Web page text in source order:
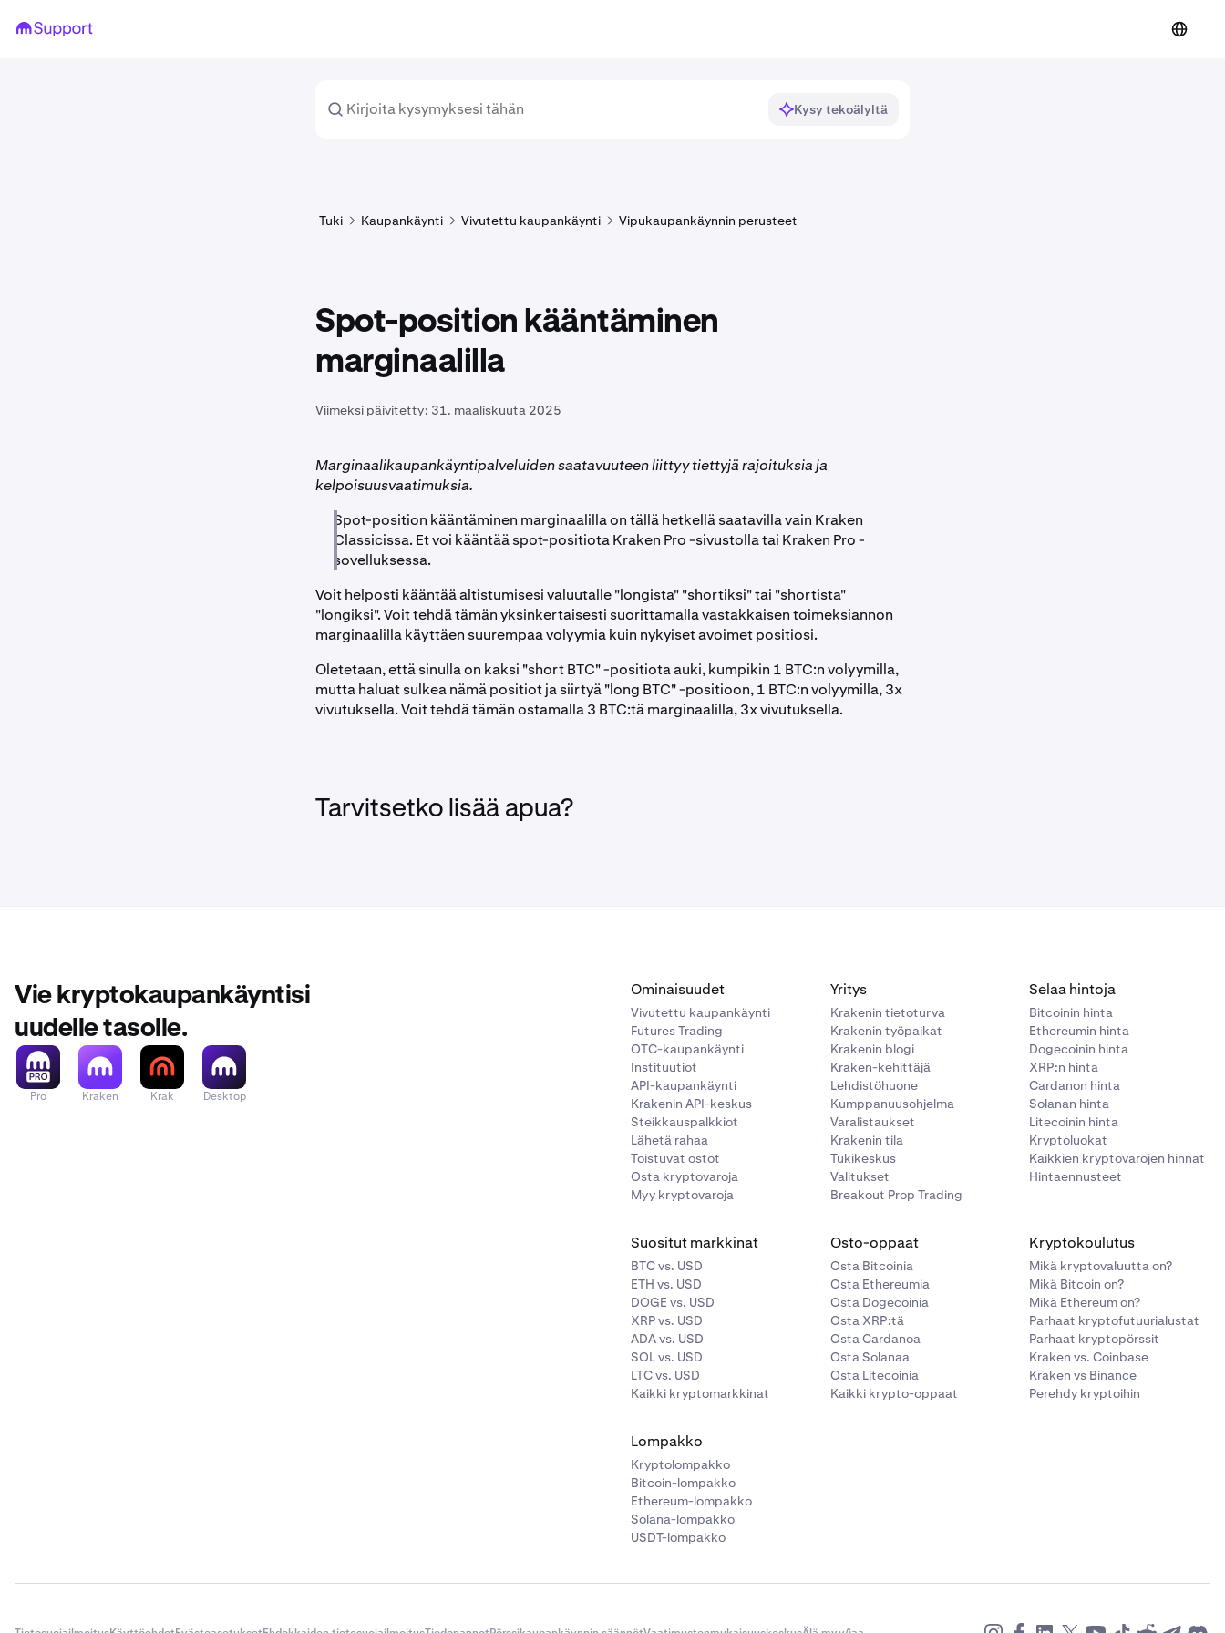
Kysy tekoälyltä
Tuki Kaupankäynti Vivutettu kaupankäynti Vipukaupankäynnin perusteet
Spot-position kääntäminen
marginaalilla
Viimeksi päivitetty: 31. maaliskuuta 2025
Marginaalikaupankäyntipalveluiden saatavuuteen liittyy tiettyjä rajoituksia ja
kelpoisuusvaatimuksia.
Spot-position kääntäminen marginaalilla on tällä hetkellä saatavilla vain Kraken
Classicissa. Et voi kääntää spot-positiota Kraken Pro -sivustolla tai Kraken Pro -
sovelluksessa.
Voit helposti kääntää altistumisesi valuutalle "longista" "shortiksi" tai "shortista"
"longiksi". Voit tehdä tämän yksinkertaisesti suorittamalla vastakkaisen toimeksiannon
marginaalilla käyttäen suurempaa volyymia kuin nykyiset avoimet positiosi.
Oletetaan, että sinulla on kaksi "short BTC" -positiota auki, kumpikin 1 BTC:n volyymilla,
mutta haluat sulkea nämä positiot ja siirtyä "long BTC" -positioon, 1 BTC:n volyymilla, 3x
vivutuksella. Voit tehdä tämän ostamalla 3 BTC:tä marginaalilla, 3x vivutuksella.
Tarvitsetko lisää apua?
Vie kryptokaupankäyntisi
uudelle tasolle.
Pro Kraken Krak Desktop
Ominaisuudet
Vivutettu kaupankäynti
Futures Trading
OTC-kaupankäynti
Instituutiot
API-kaupankäynti
Krakenin API-keskus
Steikkauspalkkiot
Lähetä rahaa
Toistuvat ostot
Osta kryptovaroja
Myy kryptovaroja
Yritys
Krakenin tietoturva
Krakenin työpaikat
Krakenin blogi
Kraken-kehittäjä
Lehdistöhuone
Kumppanuusohjelma
Varalistaukset
Krakenin tila
Tukikeskus
Valitukset
Breakout Prop Trading
Selaa hintoja
Bitcoinin hinta
Ethereumin hinta
Dogecoinin hinta
XRP:n hinta
Cardanon hinta
Solanan hinta
Litecoinin hinta
Kryptoluokat
Kaikkien kryptovarojen hinnat
Hintaennusteet
Suositut markkinat
BTC vs. USD
ETH vs. USD
DOGE vs. USD
XRP vs. USD
ADA vs. USD
SOL vs. USD
LTC vs. USD
Kaikki kryptomarkkinat
Osto-oppaat
Osta Bitcoinia
Osta Ethereumia
Osta Dogecoinia
Osta XRP:tä
Osta Cardanoa
Osta Solanaa
Osta Litecoinia
Kaikki krypto-oppaat
Kryptokoulutus
Mikä kryptovaluutta on?
Mikä Bitcoin on?
Mikä Ethereum on?
Parhaat kryptofutuurialustat
Parhaat kryptopörssit
Kraken vs. Coinbase
Kraken vs Binance
Perehdy kryptoihin
Lompakko
Kryptolompakko
Bitcoin-lompakko
Ethereum-lompakko
Solana-lompakko
USDT-lompakko